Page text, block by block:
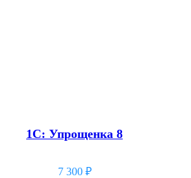
1С: Упрощенка 8
7 300 ₽